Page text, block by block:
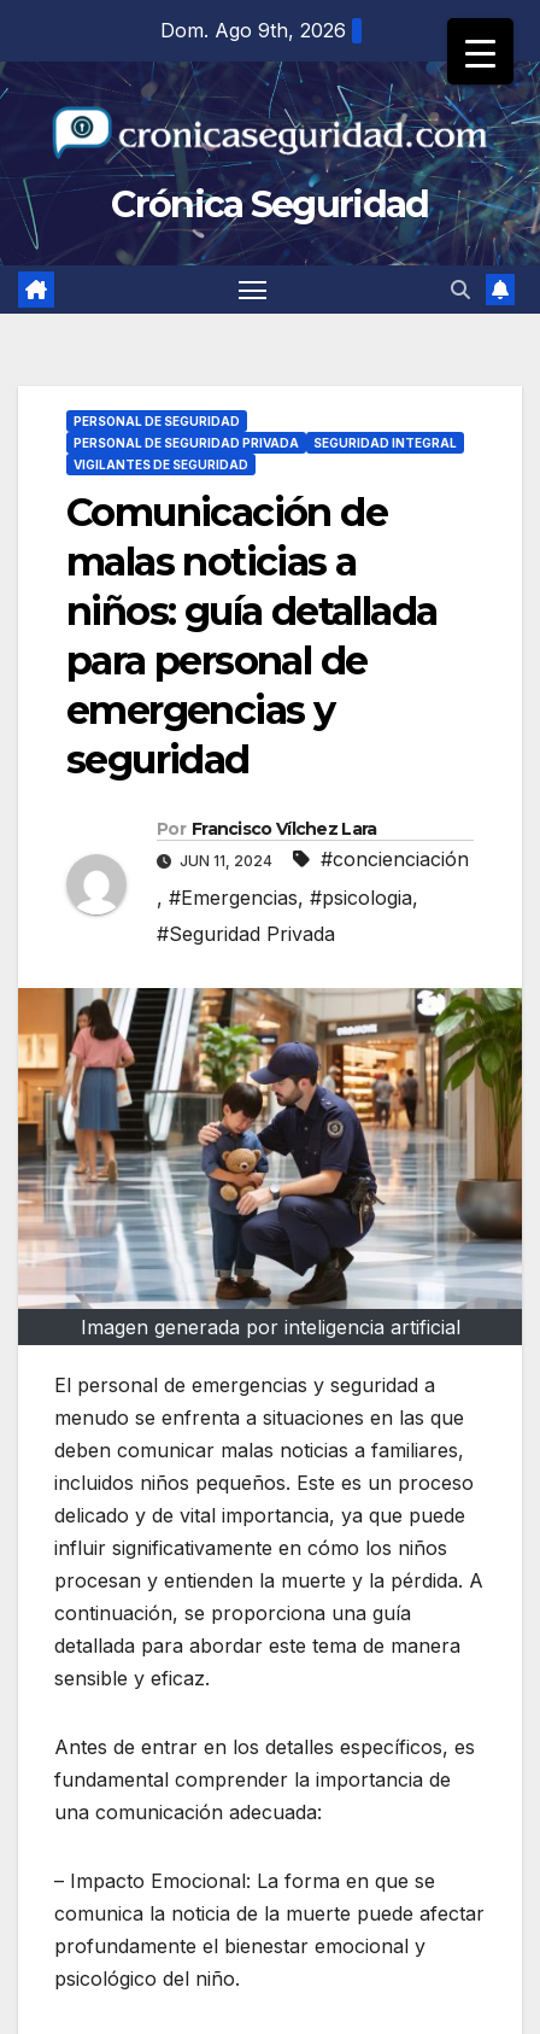
contenido
Dom. Ago 9th, 2026
Crónica Seguridad
PERSONAL DE SEGURIDAD
PERSONAL DE SEGURIDAD PRIVADA
SEGURIDAD INTEGRAL
VIGILANTES DE SEGURIDAD
Comunicación de
malas noticias a
niños: guía detallada
para personal de
emergencias y
seguridad
Por Francisco Vílchez Lara
JUN 11, 2024
#concienciación
, #Emergencias, #psicologia,
#Seguridad Privada
Imagen generada por inteligencia artificial
El personal de emergencias y seguridad a
menudo se enfrenta a situaciones en las que
deben comunicar malas noticias a familiares,
incluidos niños pequeños. Este es un proceso
delicado y de vital importancia, ya que puede
influir significativamente en cómo los niños
procesan y entienden la muerte y la pérdida. A
continuación, se proporciona una guía
detallada para abordar este tema de manera
sensible y eficaz.
Antes de entrar en los detalles específicos, es
fundamental comprender la importancia de
una comunicación adecuada:
– Impacto Emocional: La forma en que se
comunica la noticia de la muerte puede afectar
profundamente el bienestar emocional y
psicológico del niño.